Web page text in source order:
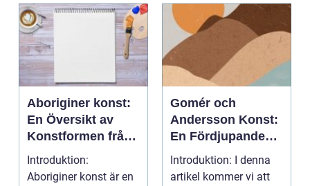
Aboriginer konst:
En Översikt av
Konstformen från
Australiens
Urinvånare
Introduktion:
Aboriginer konst är en
Gomér och
Andersson Konst:
En Fördjupande
Översikt
Introduktion: I denna
artikel kommer vi att